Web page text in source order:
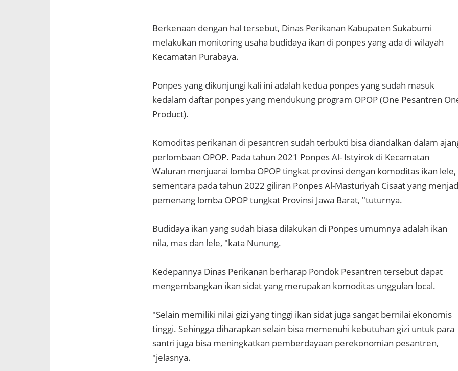
Berkenaan dengan hal tersebut, Dinas Perikanan Kabupaten Sukabumi
melakukan monitoring usaha budidaya ikan di ponpes yang ada di wilayah
Kecamatan Purabaya.
Ponpes yang dikunjungi kali ini adalah kedua ponpes yang sudah masuk
kedalam daftar ponpes yang mendukung program OPOP (One Pesantren
Product).
Komoditas perikanan di pesantren sudah terbukti bisa diandalkan dalam
perlombaan OPOP. Pada tahun 2021 Ponpes Al- Istyirok di Kecamatan
Waluran menjuarai lomba OPOP tingkat provinsi dengan komoditas ikan lele,
sementara pada tahun 2022 giliran Ponpes Al-Masturiyah Cisaat yang
pemenang lomba OPOP tungkat Provinsi Jawa Barat, "tuturnya.
Budidaya ikan yang sudah biasa dilakukan di Ponpes umumnya adalah ikan
nila, mas dan lele, "kata Nunung.
Kedepannya Dinas Perikanan berharap Pondok Pesantren tersebut dapat
mengembangkan ikan sidat yang merupakan komoditas unggulan local.
"Selain memiliki nilai gizi yang tinggi ikan sidat juga sangat bernilai ekonomis
tinggi. Sehingga diharapkan selain bisa memenuhi kebutuhan gizi untuk para
santri juga bisa meningkatkan pemberdayaan perekonomian pesantren,
"jelasnya.